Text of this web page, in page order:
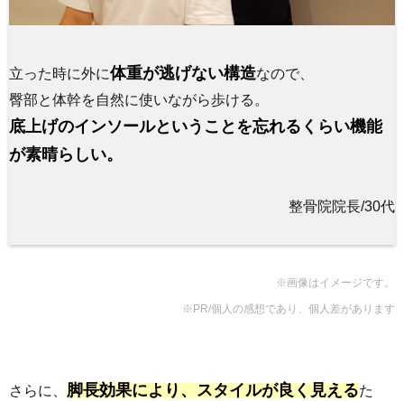
立った時に外に体重が逃げない構造なので、
臀部と体幹を自然に使いながら歩ける。
底上げのインソールということを忘れるくらい機能
が素晴らしい。
整骨院院長/30代
※画像はイメージです。
※PR/個人の感想であり、個人差があります
さらに、 脚長効果により、スタイルが良く見えるた